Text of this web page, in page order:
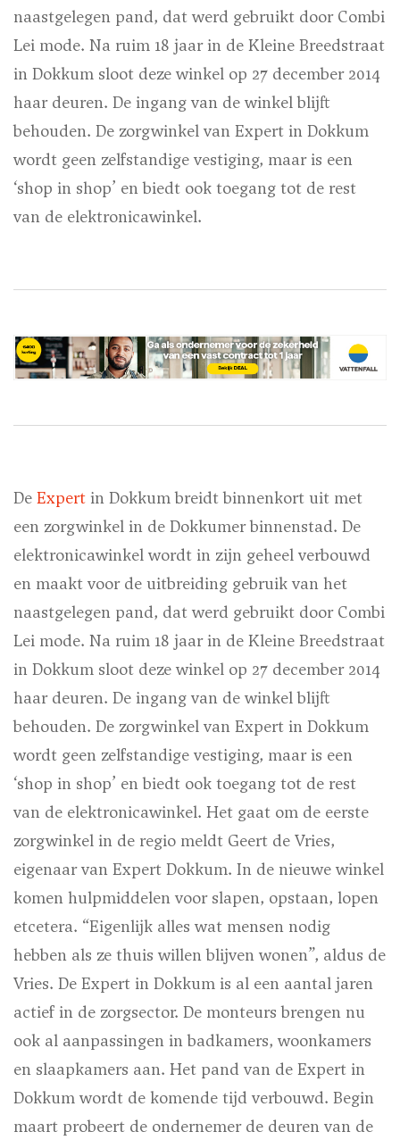
naastgelegen pand, dat werd gebruikt door Combi
Lei mode. Na ruim 18 jaar in de Kleine Breedstraat
in Dokkum sloot deze winkel op 27 december 2014
haar deuren. De ingang van de winkel blijft
behouden. De zorgwinkel van Expert in Dokkum
wordt geen zelfstandige vestiging, maar is een
‘shop in shop’ en biedt ook toegang tot de rest
van de elektronicawinkel.
De Expert in Dokkum breidt binnenkort uit met
een zorgwinkel in de Dokkumer binnenstad. De
elektronicawinkel wordt in zijn geheel verbouwd
en maakt voor de uitbreiding gebruik van het
naastgelegen pand, dat werd gebruikt door Combi
Lei mode. Na ruim 18 jaar in de Kleine Breedstraat
in Dokkum sloot deze winkel op 27 december 2014
haar deuren. De ingang van de winkel blijft
behouden. De zorgwinkel van Expert in Dokkum
wordt geen zelfstandige vestiging, maar is een
‘shop in shop’ en biedt ook toegang tot de rest
van de elektronicawinkel. Het gaat om de eerste
zorgwinkel in de regio meldt Geert de Vries,
eigenaar van Expert Dokkum. In de nieuwe winkel
komen hulpmiddelen voor slapen, opstaan, lopen
etcetera. “Eigenlijk alles wat mensen nodig
hebben als ze thuis willen blijven wonen”, aldus de
Vries. De Expert in Dokkum is al een aantal jaren
actief in de zorgsector. De monteurs brengen nu
ook al aanpassingen in badkamers, woonkamers
en slaapkamers aan. Het pand van de Expert in
Dokkum wordt de komende tijd verbouwd. Begin
maart probeert de ondernemer de deuren van de